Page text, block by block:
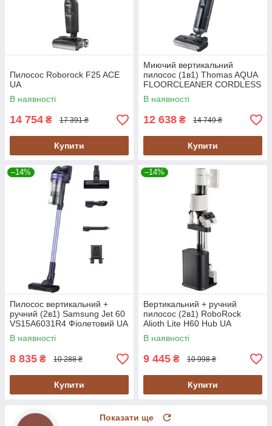
Пилосос Roborock F25 ACE
UA
В наявності
14 754 ₴ 17 391 ₴
Купити
Миючий вертикальний
пилосос (1в1) Thomas AQUA
FLOORCLEANER CORDLESS
(785501) UA
В наявності
12 638 ₴ 14 749 ₴
Купити
–14%
Пилосос вертикальний +
ручний (2в1) Samsung Jet 60
VS15A6031R4 Фіолетовий UA
В наявності
8 835 ₴ 10 288 ₴
Купити
–14%
Вертикальний + ручний
пилосос (2в1) RoboRock
Alioth Lite H60 Hub UA
В наявності
9 445 ₴ 10 998 ₴
Купити
Показати ще